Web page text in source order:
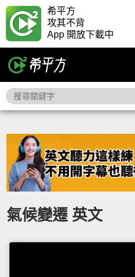
希平方
攻其不背
App 開放下載中
氣候變遷 英文